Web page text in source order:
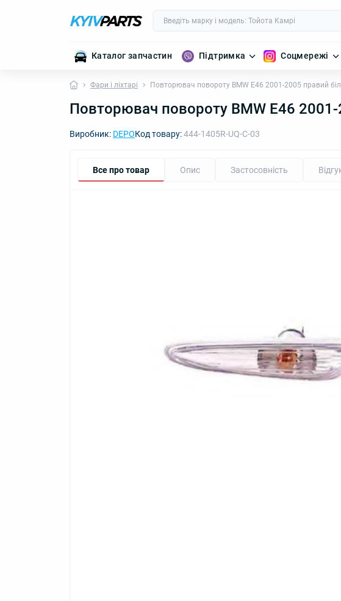
Каталог запчастин Підтримка Соцмережі
Фари і ліхтарі Повторювач повороту BMW E46 2001-2005 правий
Повторювач повороту BMW E46
Виробник: DEPOКод товару:444-1405R-UQ-C-03
Все про товар Опис Застосовність